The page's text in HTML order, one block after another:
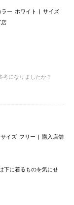
ラー ホワイト
サイズ
考になりましたか？
サイズ フリー
購入店舗
下に着るものを気にせ